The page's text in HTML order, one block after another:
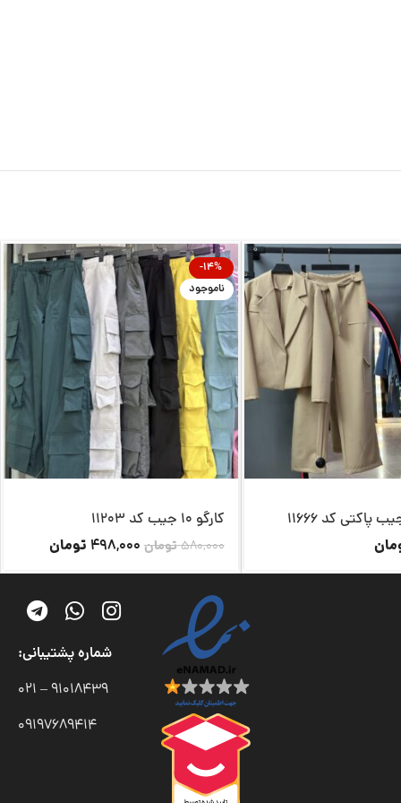
کد 11666
-14%
ناموجود
کارگو 10 جیب کد 11203
580,000تومان 498,000 تومان
شماره پشتیبانی:
91018439 – 021
09197689414